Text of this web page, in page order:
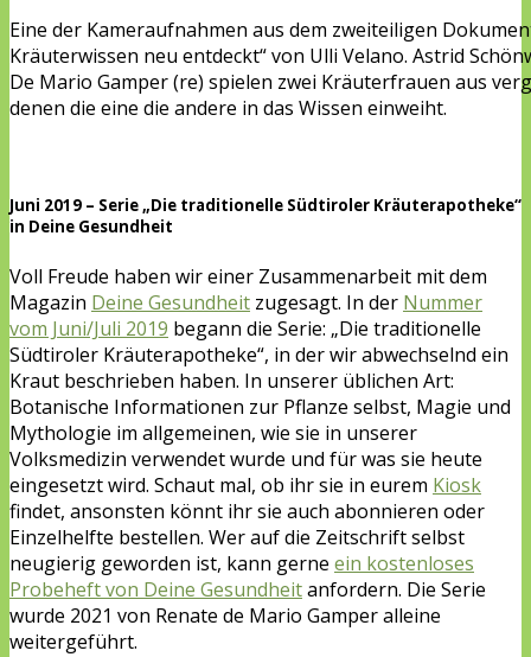
Eine der Kameraufnahmen aus dem zweiteiligen
Kräuterwissen neu entdeckt“ von Ulli Velano. Astrid
De Mario Gamper (re) spielen zwei Kräuterfrauen aus
denen die eine die andere in das Wissen einweiht.
Juni 2019 – Serie „Die traditionelle Südtiroler Kräuterapotheke“
in Deine Gesundheit
Voll Freude haben wir einer Zusammenarbeit mit dem
Magazin Deine Gesundheit zugesagt. In der Nummer
vom Juni/Juli 2019 begann die Serie: „Die traditionelle
Südtiroler Kräuterapotheke“, in der wir abwechselnd ein
Kraut beschrieben haben. In unserer üblichen Art:
Botanische Informationen zur Pflanze selbst, Magie und
Mythologie im allgemeinen, wie sie in unserer
Volksmedizin verwendet wurde und für was sie heute
eingesetzt wird. Schaut mal, ob ihr sie in eurem Kiosk
findet, ansonsten könnt ihr sie auch abonnieren oder
Einzelhelfte bestellen. Wer auf die Zeitschrift selbst
neugierig geworden ist, kann gerne ein kostenloses
Probeheft von Deine Gesundheitanfordern. Die Serie
wurde 2021 von Renate de Mario Gamper alleine
weitergeführt.